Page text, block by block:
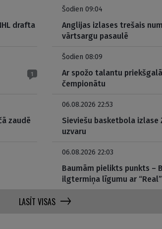
drafta
Šodien 09:04
Anglijas izlases trešais
vārtsargu pasaulē
1
Šodien 08:09
Ar spožo talantu
čempionātu
zaudē
06.08.2026 22:53
Sieviešu basketbola
uzvaru
06.08.2026 22:03
Baumām pielikts punkts –
ilgtermiņa līgumu ar “Real”
LASĪT VISAS